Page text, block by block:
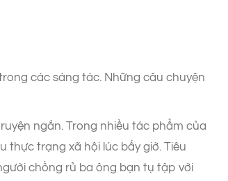
các sáng tác. Những câu chuyện
ngắn. Trong nhiều tác phẩm của
thực trạng xã hội lúc bấy giờ. Tiêu
chồng rủ ba ông bạn tụ tập với